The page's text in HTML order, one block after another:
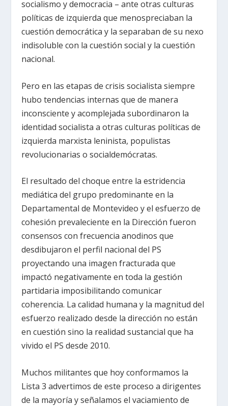
socialismo y democracia – ante otras culturas
políticas de izquierda que menospreciaban la
cuestión democrática y la separaban de su nexo
indisoluble con la cuestión social y la cuestión
nacional.
Pero en las etapas de crisis socialista siempre
hubo tendencias internas que de manera
inconsciente y acomplejada subordinaron la
identidad socialista a otras culturas políticas de
izquierda marxista leninista, populistas
revolucionarias o socialdemócratas.
El resultado del choque entre la estridencia
mediática del grupo predominante en la
Departamental de Montevideo y el esfuerzo de
cohesión prevaleciente en la Dirección fueron
consensos con frecuencia anodinos que
desdibujaron el perfil nacional del PS
proyectando una imagen fracturada que
impactó negativamente en toda la gestión
partidaria imposibilitando comunicar
coherencia. La calidad humana y la magnitud del
esfuerzo realizado desde la dirección no están
en cuestión sino la realidad sustancial que ha
vivido el PS desde 2010.
Muchos militantes que hoy conformamos la
Lista 3 advertimos de este proceso a dirigentes
de la mayoría y señalamos el vaciamiento de